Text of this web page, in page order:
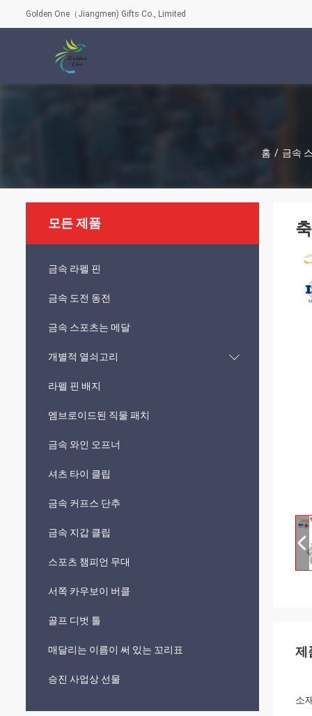
Golden One（Jiangmen) Gifts Co., Limited
홈 / 금속
모든 제품
금속 라펠 핀
금속 도전 동전
금속 스포츠는 메달
개별적 열쇠고리
라펠 핀 배지
엠브로이드된 직물 패치
금속 와인 오프너
셔츠 타이 클립
금속 커프스 단추
금속 지갑 클립
스포츠 챔피언 무대
서쪽 카우보이 버클
골프 디벗 툴
매달리는 이름이 써 있는 꼬리표
승진 사업상 선물
제
소